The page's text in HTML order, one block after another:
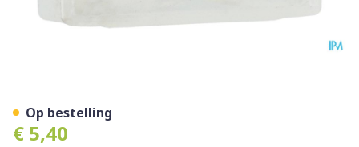
€ 5,40
Op bestelling